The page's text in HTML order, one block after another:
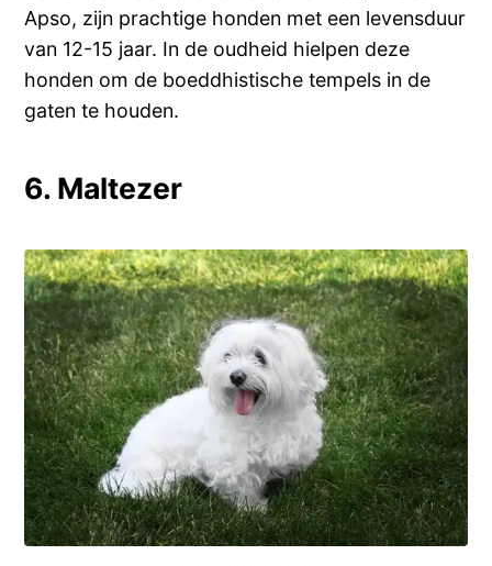
Apso, zijn prachtige honden met een levensduur
van 12-15 jaar. In de oudheid hielpen deze
honden om de boeddhistische tempels in de
gaten te houden.
6. Maltezer